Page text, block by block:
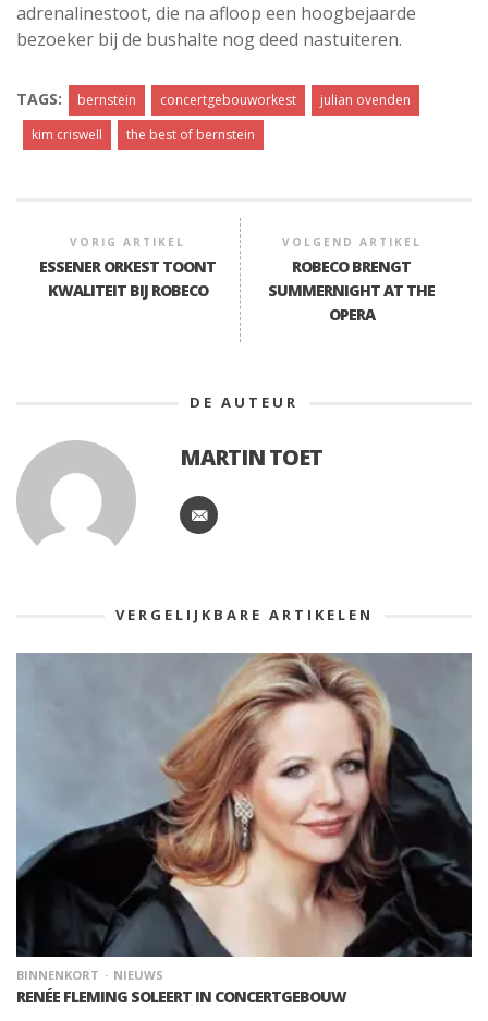
adrenalinestoot, die na afloop een hoogbejaarde
bezoeker bij de bushalte nog deed nastuiteren.
TAGS: bernstein concertgebouworkest
julian ovenden
kim criswell
the best of bernstein
VORIG ARTIKEL
ESSENER ORKEST TOONT
KWALITEIT BIJ ROBECO
VOLGEND ARTIKEL
ROBECO BRENGT
SUMMERNIGHT AT THE
OPERA
DE AUTEUR
MARTIN TOET
VERGELIJKBARE ARTIKELEN
BINNENKORT NIEUWS
RENÉE FLEMING SOLEERT IN CONCERTGEBOUW